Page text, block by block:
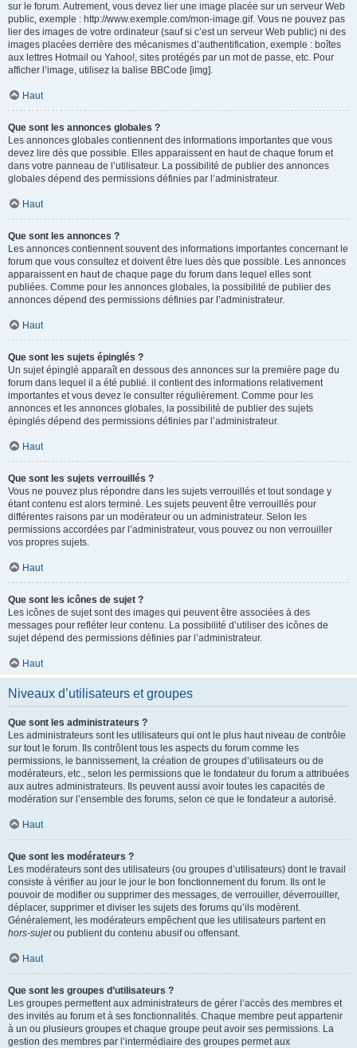
sur le forum. Autrement, vous devez lier une image placée sur un serveur Web
public, exemple : http://www.exemple.com/mon-image.gif. Vous ne pouvez pas
lier des images de votre ordinateur (sauf si c’est un serveur Web public) ni des
images placées derrière des mécanismes d’authentification, exemple : boîtes
aux lettres Hotmail ou Yahoo!, sites protégés par un mot de passe, etc. Pour
afficher l’image, utilisez la balise BBCode [img].
Haut
Que sont les annonces globales ?
Les annonces globales contiennent des informations importantes que vous
devez lire dès que possible. Elles apparaissent en haut de chaque forum et
dans votre panneau de l’utilisateur. La possibilité de publier des annonces
globales dépend des permissions définies par l’administrateur.
Haut
Que sont les annonces ?
Les annonces contiennent souvent des informations importantes concernant le
forum que vous consultez et doivent être lues dès que possible. Les annonces
apparaissent en haut de chaque page du forum dans lequel elles sont
publiées. Comme pour les annonces globales, la possibilité de publier des
annonces dépend des permissions définies par l’administrateur.
Haut
Que sont les sujets épinglés ?
Un sujet épinglé apparaît en dessous des annonces sur la première page du
forum dans lequel il a été publié. il contient des informations relativement
importantes et vous devez le consulter régulièrement. Comme pour les
annonces et les annonces globales, la possibilité de publier des sujets
épinglés dépend des permissions définies par l’administrateur.
Haut
Que sont les sujets verrouillés ?
Vous ne pouvez plus répondre dans les sujets verrouillés et tout sondage y
étant contenu est alors terminé. Les sujets peuvent être verrouillés pour
différentes raisons par un modérateur ou un administrateur. Selon les
permissions accordées par l’administrateur, vous pouvez ou non verrouiller
vos propres sujets.
Haut
Que sont les icônes de sujet ?
Les icônes de sujet sont des images qui peuvent être associées à des
messages pour refléter leur contenu. La possibilité d’utiliser des icônes de
sujet dépend des permissions définies par l’administrateur.
Haut
Niveaux d’utilisateurs et groupes
Que sont les administrateurs ?
Les administrateurs sont les utilisateurs qui ont le plus haut niveau de contrôle
sur tout le forum. Ils contrôlent tous les aspects du forum comme les
permissions, le bannissement, la création de groupes d’utilisateurs ou de
modérateurs, etc., selon les permissions que le fondateur du forum a attribuées
aux autres administrateurs. Ils peuvent aussi avoir toutes les capacités de
modération sur l’ensemble des forums, selon ce que le fondateur a autorisé.
Haut
Que sont les modérateurs ?
Les modérateurs sont des utilisateurs (ou groupes d’utilisateurs) dont le travail
consiste à vérifier au jour le jour le bon fonctionnement du forum. Ils ont le
pouvoir de modifier ou supprimer des messages, de verrouiller, déverrouiller,
déplacer, supprimer et diviser les sujets des forums qu’ils modèrent.
Généralement, les modérateurs empêchent que les utilisateurs partent en
hors-sujetou publient du contenu abusif ou offensant.
Haut
Que sont les groupes d’utilisateurs ?
Les groupes permettent aux administrateurs de gérer l’accès des membres et
des invités au forum et à ses fonctionnalités. Chaque membre peut appartenir
à un ou plusieurs groupes et chaque groupe peut avoir ses permissions. La
gestion des membres par l’intermédiaire des groupes permet aux